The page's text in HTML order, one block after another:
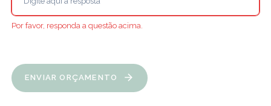
Por favor, responda a questão acima.
ENVIAR ORÇAMENTO